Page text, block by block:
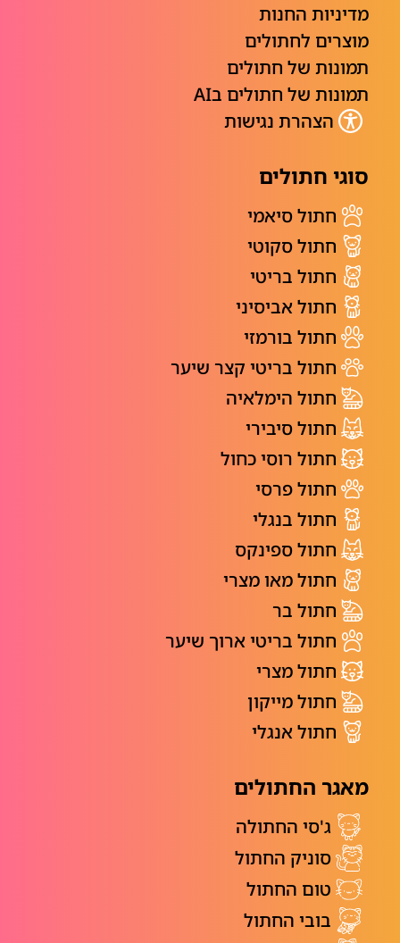
מדיניות החנות
מוצרים לחתולים
תמונות של חתולים
תמונות של חתולים בAI
הצהרת נגישות
סוגי חתולים
חתול סיאמי
חתול סקוטי
חתול בריטי
חתול אביסיני
חתול בורמזי
חתול בריטי קצר שיער
חתול הימלאיה
חתול סיבירי
חתול רוסי כחול
חתול פרסי
חתול בנגלי
חתול ספינקס
חתול מאו מצרי
חתול בר
חתול בריטי ארוך שיער
חתול מצרי
חתול מייקון
חתול אנגלי
מאגר החתולים
ג'סי החתולה
סוניק החתול
טום החתול
בובי החתול